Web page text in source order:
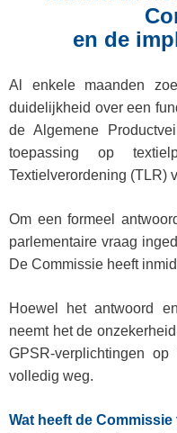
en de
Al enkele maanden
duidelijkheid over een
de Algemene
toepassing op
Textielverordening (TLR)
Om een formeel
parlementaire vraag
De Commissie heeft
Hoewel het antwoord
neemt het de
GPSR-verplichtingen
volledig weg.
Wat heeft de